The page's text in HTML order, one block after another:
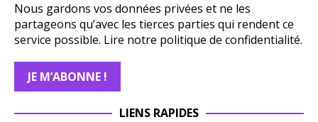
Nous gardons vos données privées et ne les
partageons qu’avec les tierces parties qui rendent ce
service possible. Lire notre politique de confidentialité.
LIENS RAPIDES